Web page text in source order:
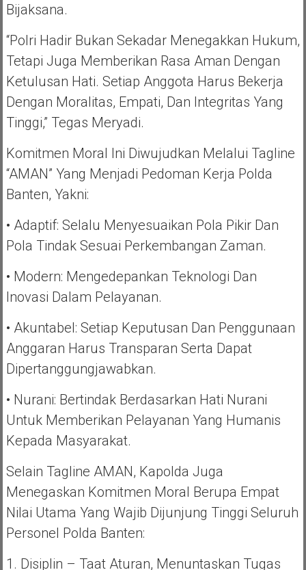
Bijaksana.
“Polri Hadir Bukan Sekadar Menegakkan Hukum,
Tetapi Juga Memberikan Rasa Aman Dengan
Ketulusan Hati. Setiap Anggota Harus Bekerja
Dengan Moralitas, Empati, Dan Integritas Yang
Tinggi,” Tegas Meryadi.
Komitmen Moral Ini Diwujudkan Melalui Tagline
“AMAN” Yang Menjadi Pedoman Kerja Polda
Banten, Yakni:
• Adaptif: Selalu Menyesuaikan Pola Pikir Dan
Pola Tindak Sesuai Perkembangan Zaman.
• Modern: Mengedepankan Teknologi Dan
Inovasi Dalam Pelayanan.
• Akuntabel: Setiap Keputusan Dan Penggunaan
Anggaran Harus Transparan Serta Dapat
Dipertanggungjawabkan.
• Nurani: Bertindak Berdasarkan Hati Nurani
Untuk Memberikan Pelayanan Yang Humanis
Kepada Masyarakat.
Selain Tagline AMAN, Kapolda Juga
Menegaskan Komitmen Moral Berupa Empat
Nilai Utama Yang Wajib Dijunjung Tinggi Seluruh
Personel Polda Banten:
1. Disiplin – Taat Aturan, Menuntaskan Tugas